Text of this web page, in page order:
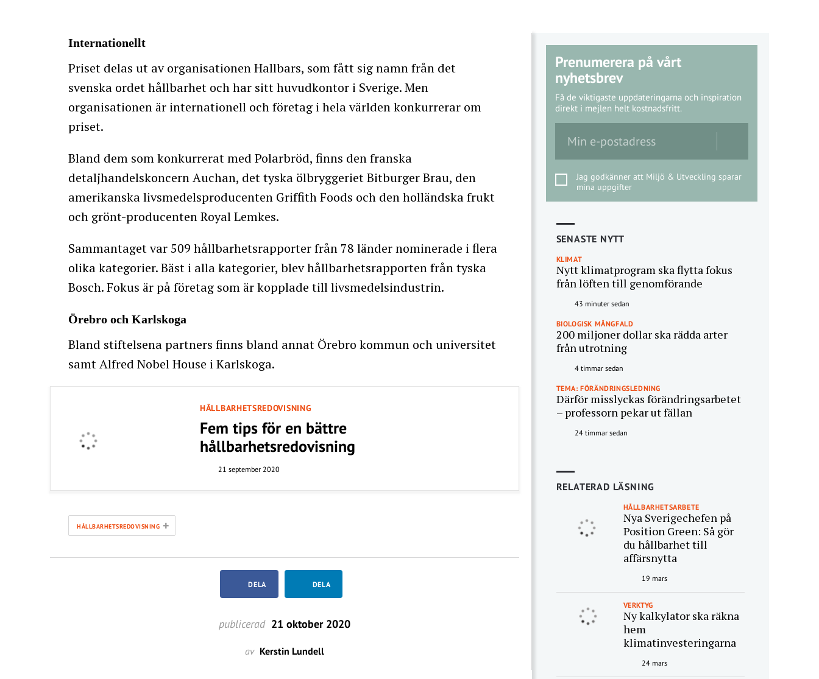
Internationellt
Priset delas ut av organisationen Hallbars, som fått sig namn från det
svenska ordet hållbarhet och har sitt huvudkontor i Sverige. Men
organisationen är internationell och företag i hela världen konkurrerar om
priset.
Bland dem som konkurrerat med Polarbröd, finns den franska
detaljhandelskoncern Auchan, det tyska ölbryggeriet Bitburger Brau, den
amerikanska livsmedelsproducenten Griffith Foods och den holländska frukt
och grönt-producenten Royal Lemkes.
Sammantaget var 509 hållbarhetsrapporter från 78 länder nominerade i flera
olika kategorier. Bäst i alla kategorier, blev hållbarhetsrapporten från tyska
Bosch. Fokus är på företag som är kopplade till livsmedelsindustrin.
Örebro och Karlskoga
Bland stiftelsena partners finns bland annat Örebro kommun och universitet
samt Alfred Nobel House i Karlskoga.
HÅLLBARHETSREDOVISNING
Fem tips för en bättre
hållbarhetsredovisning
21 september 2020
HÅLLBARHETSREDOVISNING +
DELA DELA
publicerad 21 oktober 2020
av Kerstin Lundell
Prenumerera på vårt
nyhetsbrev
Få de viktigaste uppdateringarna och inspiration
direkt i mejlen helt kostnadsfritt.
Jag godkänner att Miljö & Utveckling sparar
mina uppgifter
SENASTE NYTT
KLIMAT
Nytt klimatprogram ska flytta fokus
från löften till genomförande
43 minuter sedan
BIOLOGISK MÅNGFALD
200 miljoner dollar ska rädda arter
från utrotning
4 timmar sedan
TEMA: FÖRÄNDRINGSLEDNING
Därför misslyckas förändringsarbetet
– professorn pekar ut fällan
24 timmar sedan
RELATERAD LÄSNING
HÅLLBARHETSARBETE
Nya Sverigechefen på
Position Green: Så gör
du hållbarhet till
affärsnytta
19 mars
VERKTYG
Ny kalkylator ska räkna
hem
klimatinvesteringarna
24 mars